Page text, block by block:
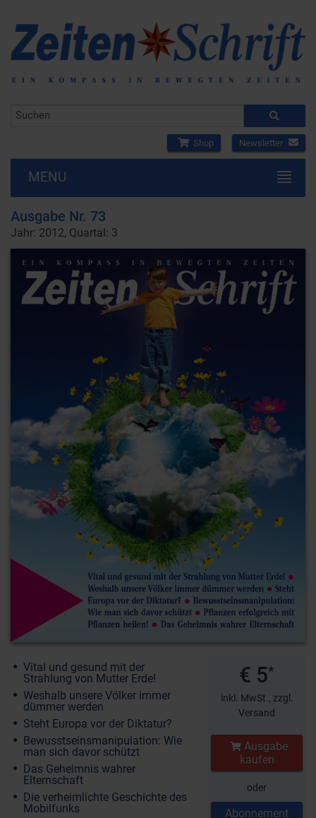
Shop Newsletter
MENU
Ausgabe Nr. 73
Jahr: 2012, Quartal: 3
Vital und gesund mit der
Strahlung von Mutter Erde!
Weshalb unsere Völker immer
dümmer werden
Steht Europa vor der Diktatur?
Bewusstseinsmanipulation: Wie
man sich davor schützt
Das Geheimnis wahrer
Elternschaft
Die verheimlichte Geschichte des
Mobilfunks
€ 5*
inkl. MwSt., zzgl.
Versand
Ausgabe
kaufen
oder
Abonnement